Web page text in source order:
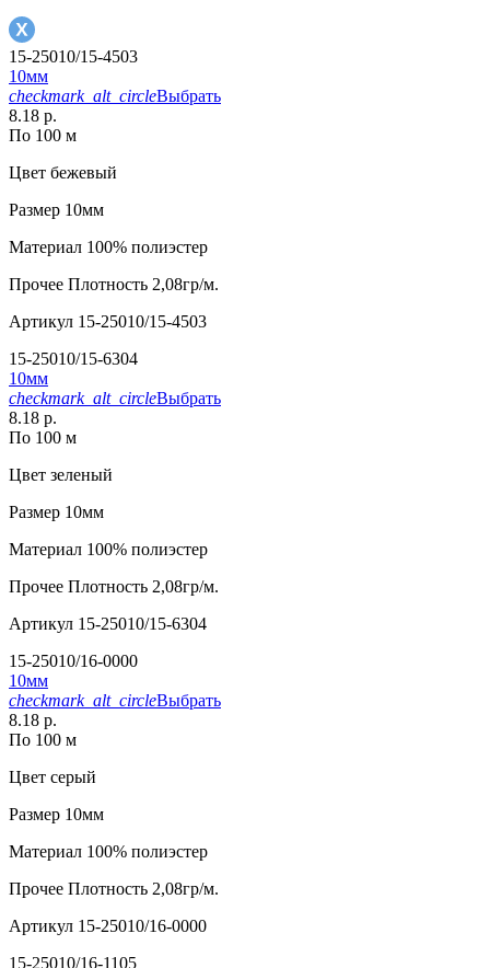
15-25010/15-4503
10мм
checkmark_alt_circleВыбрать
8.18 р.
По 100 м
Цвет бежевый
Размер 10мм
Материал 100% полиэстер
Прочее Плотность 2,08гр/м.
Артикул 15-25010/15-4503
15-25010/15-6304
10мм
checkmark_alt_circleВыбрать
8.18 р.
По 100 м
Цвет зеленый
Размер 10мм
Материал 100% полиэстер
Прочее Плотность 2,08гр/м.
Артикул 15-25010/15-6304
15-25010/16-0000
10мм
checkmark_alt_circleВыбрать
8.18 р.
По 100 м
Цвет серый
Размер 10мм
Материал 100% полиэстер
Прочее Плотность 2,08гр/м.
Артикул 15-25010/16-0000
15-25010/16-1105